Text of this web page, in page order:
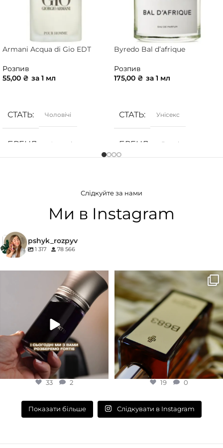
Armani Acqua di Gio EDT
Розпив
55,00 ₴ за 1 мл
СТАТЬ Чоловічі
БРЕНД Armani
Цитрусові
Byredo Bal d’afrique
Розпив
175,00 ₴ за 1 мл
СТАТЬ Унісекс
БРЕНД Byredo
Слідкуйте за нами
Ми в Instagram
pshyk_rozpyv
1 317 78 566
Для замовлення переходьте на
сайт або в Instagram...
33 2
33 2
Marc-Antoine Barrois B683 - це
запах вечора в
19
19 0
Показати більше Слідкувати в Instagram